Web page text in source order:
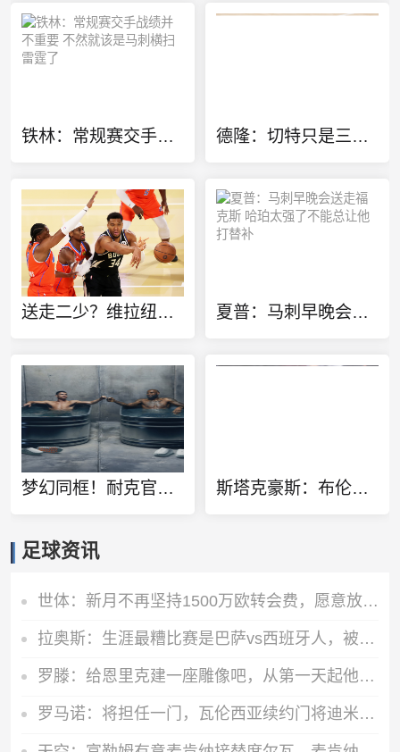
铁林：常规赛交手战绩并不重要 不然就该是马刺横扫雷霆了 德隆：切特只是三当家 若能换字母哥雷霆GM肯定会送走他
送走二少？维拉纽瓦：雷霆该用切特+多特+杰伦威去换字母哥 夏普：马刺早晚会送走福克斯 哈珀太强了不能总让他打替补
梦幻同框！耐克官方晒詹姆斯C罗同泡冰水浴广告：定义伟大 斯塔克豪斯：布伦森13岁就很特别 那时他就会侧步创造空间
足球资讯
世体：新月不再坚持1500万欧转会费，愿意放行坎塞洛
拉奥斯：生涯最糟比赛是巴萨vs西班牙人，被球员攻击世界杯表现差
罗滕：给恩里克建一座雕像吧，从第一天起他就奠定了巴黎的基石
罗马诺：将担任一门，瓦伦西亚续约门将迪米特列夫斯基至2028年